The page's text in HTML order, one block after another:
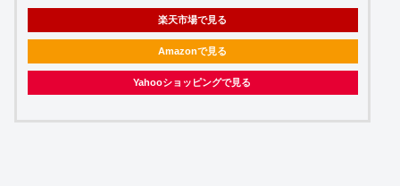
楽天市場で見る
Amazonで見る
Yahooショッピングで見る